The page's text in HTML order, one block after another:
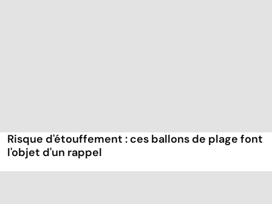
Risque d'étouffement : ces ballons de plage font
l'objet d'un rappel